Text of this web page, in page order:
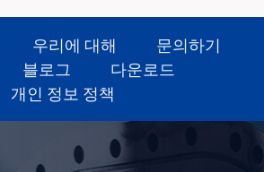
우리에 대해
문의하기
블로그
다운로드
개인 정보 정책